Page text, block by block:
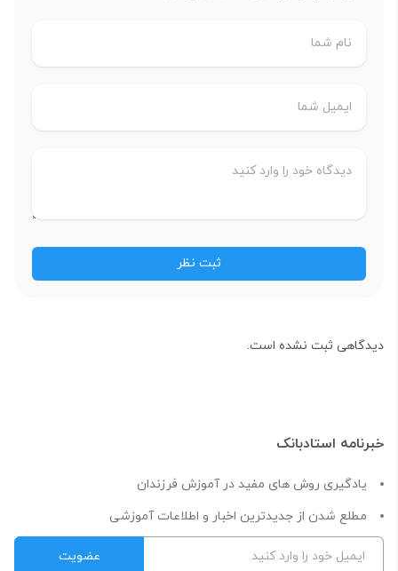
دیدگاهی ثبت نشده است.
خبرنامه استادبانک
یادگیری روش های مفید در آموزش فرزندان
مطلع شدن از جدیدترین اخبار و اطلاعات آموزشی